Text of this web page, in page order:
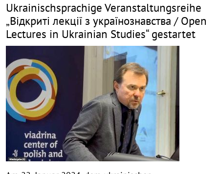
Ukrainischsprachige Veranstaltungsreihe
„Відкриті лекції з українознавства / Open
Lectures in Ukrainian Studies“ gestartet